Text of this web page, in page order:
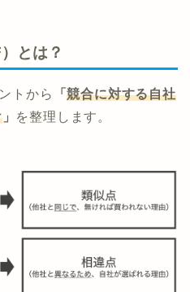
とは？
トから 「競合に対する自社
」 を整理します。